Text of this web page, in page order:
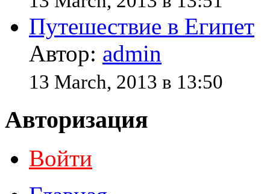
Путешествие в Египет
Автор: admin
13 March, 2013 в 13:50
Авторизация
Войти